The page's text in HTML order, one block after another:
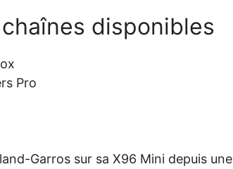
disponibles
Pro
Garros sur sa X96 Mini depuis une